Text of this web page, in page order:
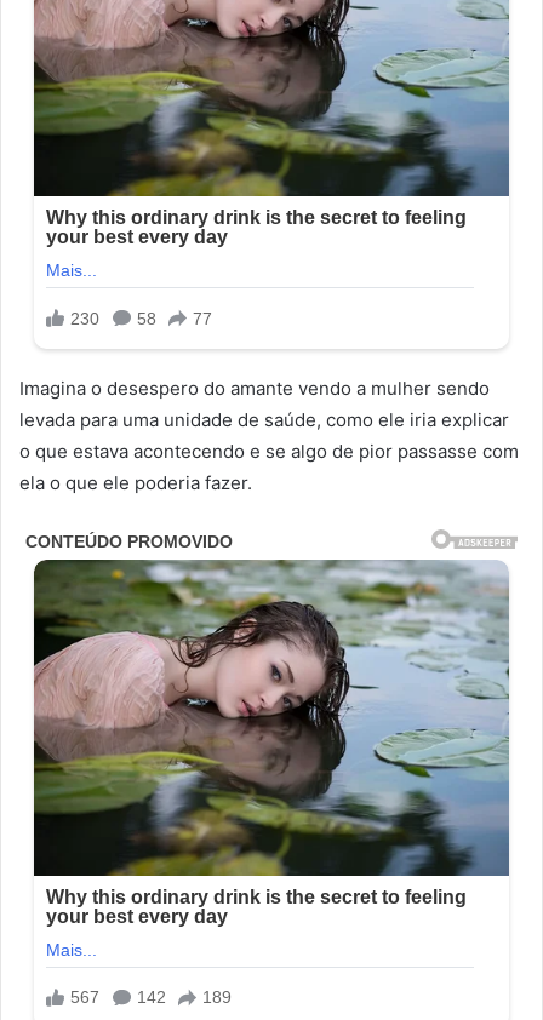
Imagina o desespero do amante vendo a mulher sendo
levada para uma unidade de saúde, como ele iria explicar
o que estava acontecendo e se algo de pior passasse com
ela o que ele poderia fazer.